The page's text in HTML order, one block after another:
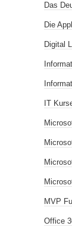
Das
Die
Digital
IT
MVP
Office